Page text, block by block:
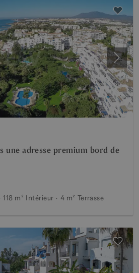
une adresse premium bord de
118 m² Intérieur 4 m² Terrasse